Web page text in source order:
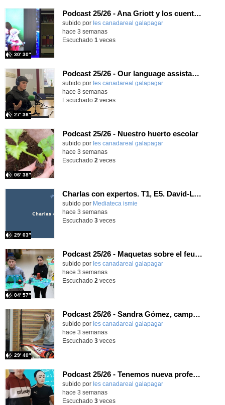
Podcast 25/26 - Ana Griott y los cuentos de las voces olvidadas
subido por Ies canadareal galapagar
30′ 30″
-
hace 3 semanas
Escuchado 1 veces
Podcast 25/26 - Our language assistant Ellie
subido por Ies canadareal galapagar
27′ 36″
-
hace 3 semanas
Escuchado 2 veces
Podcast 25/26 - Nuestro huerto escolar
subido por Ies canadareal galapagar
06′ 38″
-
hace 3 semanas
Escuchado 2 veces
Charlas con expertos. T1, E5. David-Li Ilundáin Reviriego
subido por Mediateca ismie
29′ 03″
hace 3 semanas
Escuchado 3veces
Podcast 25/26 - Maquetas sobre el feudalismo
subido por Ies canadareal galapagar
04′ 57″
-
hace 3 semanas
Escuchado 2 veces
Podcast 25/26 - Sandra Gómez, campeona de Enduro
subido por Ies canadareal galapagar
29′ 40″
-
hace 3 semanas
Escuchado 3veces
Podcast 25/26 - Tenemos nueva profesora de Griego ¿Conoces a María Eugenia?
subido por Ies canadareal galapagar-
hace 3 semanas
Escuchado 3veces